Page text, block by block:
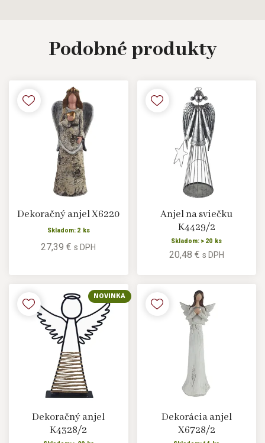
Podobné produkty
Dekoračný anjel X6220
Skladom: 2 ks
27,39 €s DPH
Anjel na sviečku
K4429/2
Skladom: > 20 ks
20,48 € s DPH
NOVINKA
Dekoračný anjel
K4328/2
Dekorácia anjel
X6728/2